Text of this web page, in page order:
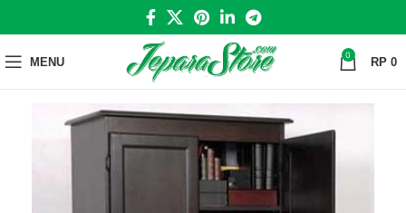
MENU 0 RP 0